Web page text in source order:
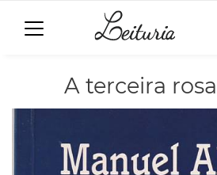
A terceira rosa